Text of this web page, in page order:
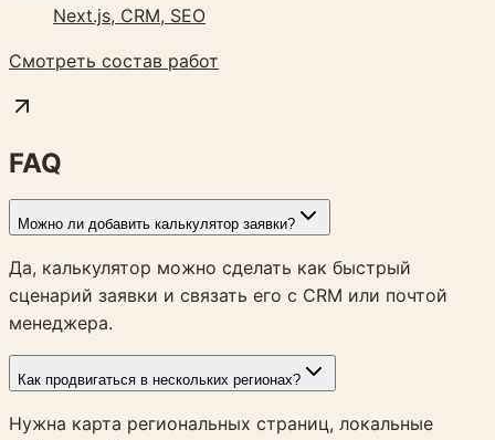
Next.js, CRM, SEO
Смотреть состав работ
FAQ
Можно ли добавить калькулятор заявки?
Да, калькулятор можно сделать как быстрый
сценарий заявки и связать его с CRM или почтой
менеджера.
Как продвигаться в нескольких регионах?
Нужна карта региональных страниц, локальные